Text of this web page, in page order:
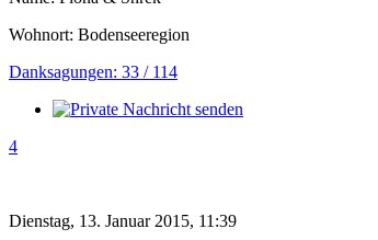
Wohnort: Bodenseeregion
Danksagungen: 33 / 114
4
Dienstag, 13. Januar 2015, 11:39